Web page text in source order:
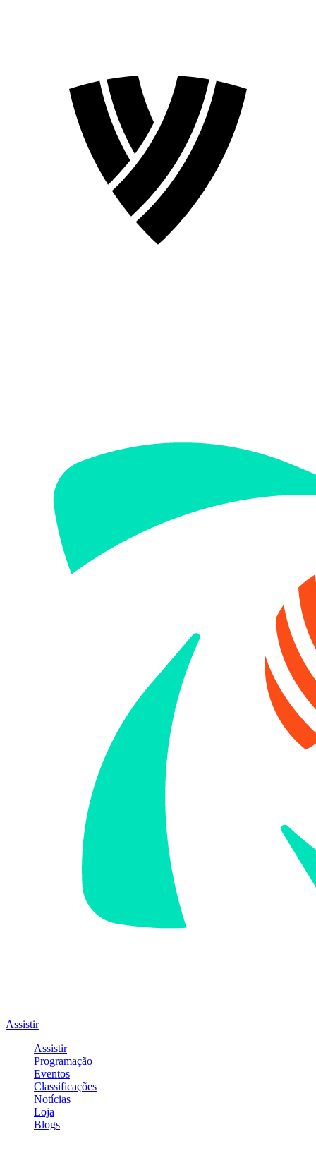
Assistir
Assistir
Programação
Eventos
Classificações
Notícias
Loja
Blogs